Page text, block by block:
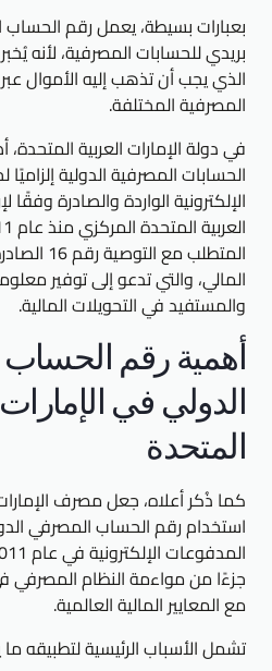
بعبارات بسيطة، يعمل رقم
بريدي للحسابات المصرفية، لأنه
الذي يجب أن تذهب إليه الأموال
المصرفية المختلفة.
في دولة الإمارات العربية
الحسابات المصرفية الدولية
الإلكترونية الواردة والصادرة
المتطلب
المالي، والتي تدعو إلى توفير
والمستفيد في التحويلات المالية.
أهمية رقم
الدولي في الإمارات
المتحدة
كما ذُكر أعلاه، جعل مصرف
استخدام رقم الحساب المصرفي
جزءًا من مواءمة النظام المصرفي
مع المعايير المالية العالمية.
تشمل الأسباب الرئيسية لتطبيقه ما